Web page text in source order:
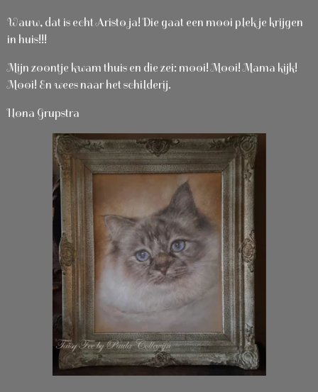
Wauw, dat is echt Aristo ja! Die gaat een mooi plekje krijgen
in huis!!!
Mijn zoontje kwam thuis en die zei: mooi! Mooi! Mama kijk!
Mooi! En wees naar het schilderij.
Ilona Grupstra